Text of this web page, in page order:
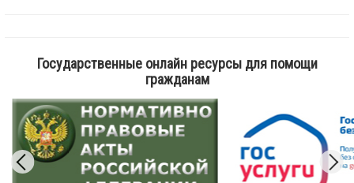
Государственные онлайн ресурсы для помощи
гражданам